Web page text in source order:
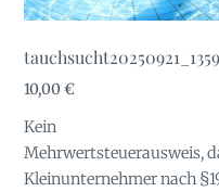
10,00€
Kein
Mehrwertsteuerausweis,
Kleinunternehmer nach